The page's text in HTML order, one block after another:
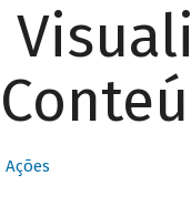
Ações